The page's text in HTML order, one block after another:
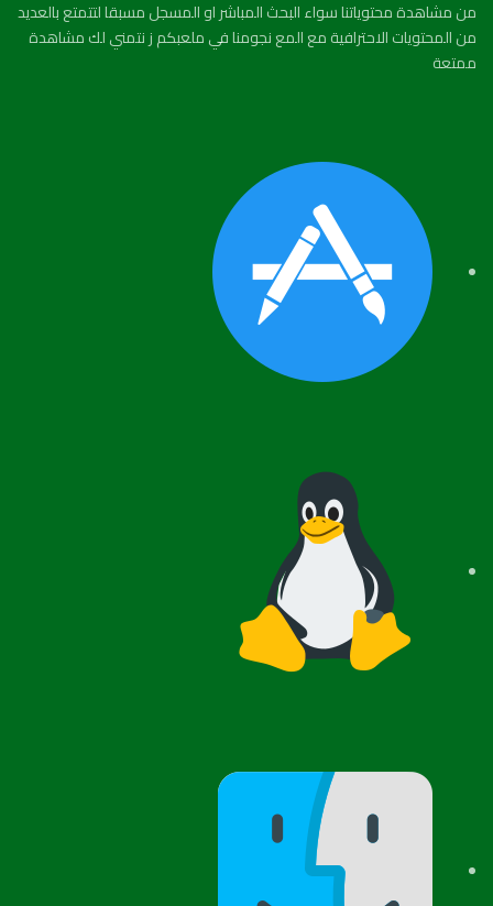
من مشاهدة محتوياتنا سواء البحث المباشر او المسجل مسبقا لتتمتع بالعديد
من المحتويات الاحترافية مع المع نجومنا في ملعبكم ز نتمني لك مشاهدة
ممتعة